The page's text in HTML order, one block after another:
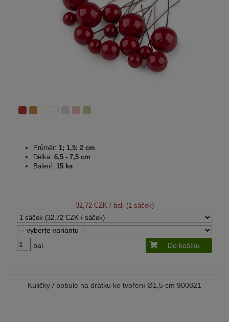
Průměr: 1; 1,5; 2 cm
Délka: 6,5 - 7,5 cm
Balení: 15 ks
32,72 CZK / bal. (1 sáček)
bal. Do košíku
Kuličky / bobule na drátku ke tvoření Ø1,5 cm 900821